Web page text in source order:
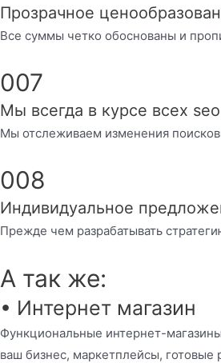
Прозрачное
Все суммы четко обоснованы и
007
Мы всегда в курсе всех
Мы отслеживаем изменения
008
Индивидуальное
Прежде чем разрабатывать
А так же:
• Интернет магазин
Функциональные интернет-
ваш бизнес, маркетплейсы, готовые